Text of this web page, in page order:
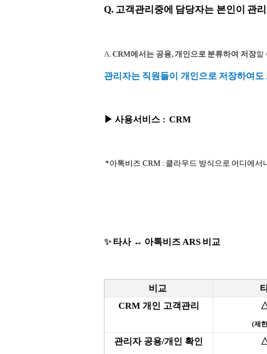
Q. 고객관리중에 담당자는 본인이 관
A.CRM에서는 공용, 개인으로 분류하여 저장할
관리자는 직원들이 개인으로 저장하여도
▶사용서비스 : CRM
*아톡비즈 CRM : 클라우드 방식으로 어디에서
✨타사 ↔ 아톡비즈 ARS 비교
비교
CRM 개인 고객관리
(제
관리자 공용/개인 확인